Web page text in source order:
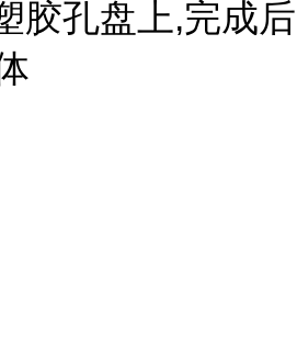
胶孔盘上,完成后